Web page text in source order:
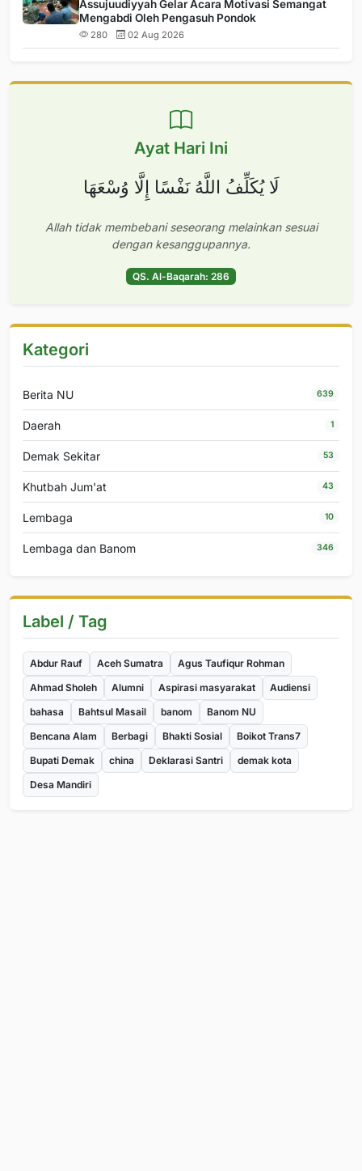
Assujuudiyyah Gelar Acara Motivasi Semangat
Mengabdi Oleh Pengasuh Pondok
280 02 Aug 2026
Ayat Hari Ini
لَا يُكَلِّفُ اللَّهُ نَفْسًا إِلَّا وُسْعَهَا
Allah tidak membebani seseorang melainkan sesuai
dengan kesanggupannya.
QS. Al-Baqarah: 286
Kategori
Berita NU 639
Daerah 1
Demak Sekitar 53
Khutbah Jum'at 43
Lembaga 10
Lembaga dan Banom 346
Label / Tag
Abdur Rauf Aceh Sumatra
Agus Taufiqur Rohman
Ahmad Sholeh
Alumni Aspirasi masyarakat
Audiensi
bahasa
Bahtsul Masail banom
Banom NU
Bencana Alam
Berbagi Bhakti Sosial
Boikot Trans7
Bupati Demak
china Deklarasi Santri
demak kota
Desa Mandiri